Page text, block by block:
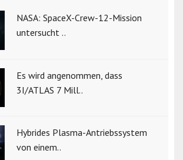
NASA: SpaceX-Crew-12-Mission
untersucht ..
Es wird angenommen, dass
3I/ATLAS 7 Mill..
Hybrides Plasma-Antriebssystem
von einem..